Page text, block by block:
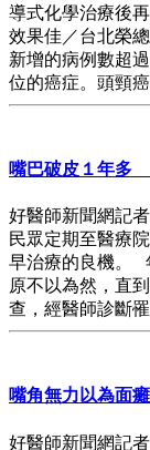
導式化學治療後
效果佳／台北榮
新增的病例數超
位的癌症。頭頸
嘴巴破皮１年
好醫師新聞網記
民眾定期至醫療
早治療的良機。
原不以為然，直
查，經醫師診斷
嘴角無力以為面
好醫師新聞網記